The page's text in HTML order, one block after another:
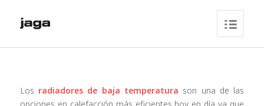
Los radiadores de baja temperatura son una de las